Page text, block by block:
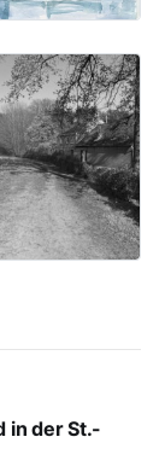
in der St.-